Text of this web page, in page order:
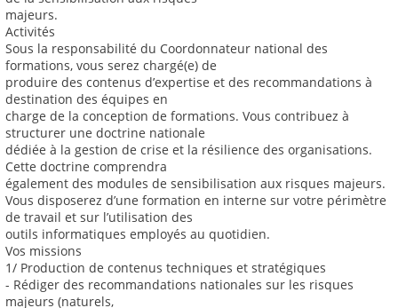
majeurs.
Activités
Sous la responsabilité du Coordonnateur national des
formations, vous serez chargé(e) de
produire des contenus d’expertise et des recommandations à
destination des équipes en
charge de la conception de formations. Vous contribuez à
structurer une doctrine nationale
dédiée à la gestion de crise et la résilience des organisations.
Cette doctrine comprendra
également des modules de sensibilisation aux risques majeurs.
Vous disposerez d’une formation en interne sur votre périmètre
de travail et sur l’utilisation des
outils informatiques employés au quotidien.
Vos missions
1/ Production de contenus techniques et stratégiques
- Rédiger des recommandations nationales sur les risques
majeurs (naturels,